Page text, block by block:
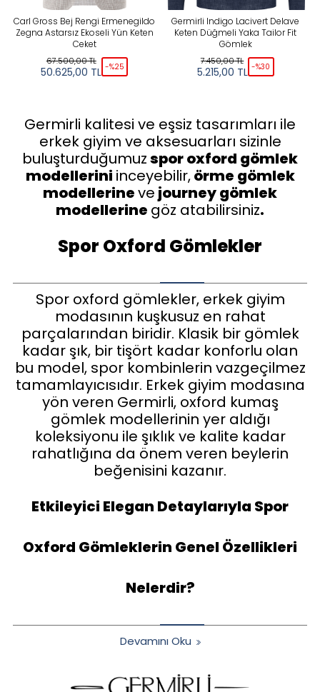
Carl Gross Bej Rengi Ermenegildo
Zegna Astarsız Ekoseli Yün Keten
Ceket
67.500,00TL
50.625,00 TL -%25
Germirli Indigo Lacivert Delave
Keten Düğmeli Yaka Tailor Fit
Gömlek
7.450,00TL
5.215,00 TL -%30
Germirli kalitesi ve eşsiz tasarımları ile
erkek giyim ve aksesuarları sizinle
buluşturduğumuzspor oxford gömlek
modellerini inceyebilir,örme gömlek
modellerineve journey gömlek
modellerine göz atabilirsiniz.
Spor Oxford Gömlekler
Spor oxford gömlekler, erkek giyim
modasının kuşkusuz en rahat
parçalarından biridir. Klasik bir gömlek
kadar şık, bir tişört kadar konforlu olan
bu model, spor kombinlerin vazgeçilmez
tamamlayıcısıdır. Erkek giyim modasına
yön veren Germirli, oxford kumaş
gömlek modellerinin yer aldığı
koleksiyonu ile şıklık ve kalite kadar
rahatlığına da önem veren beylerin
beğenisini kazanır.
Etkileyici Elegan Detaylarıyla Spor
Oxford Gömleklerin Genel Özellikleri
Nelerdir?
Devamını Oku